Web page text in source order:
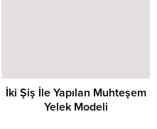
İki Şiş İle Yapılan Muhteşem
Yelek Modeli